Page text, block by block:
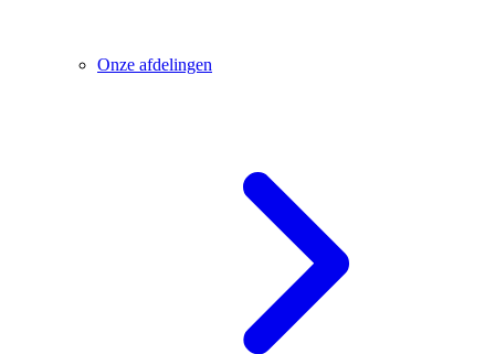
Onze afdelingen